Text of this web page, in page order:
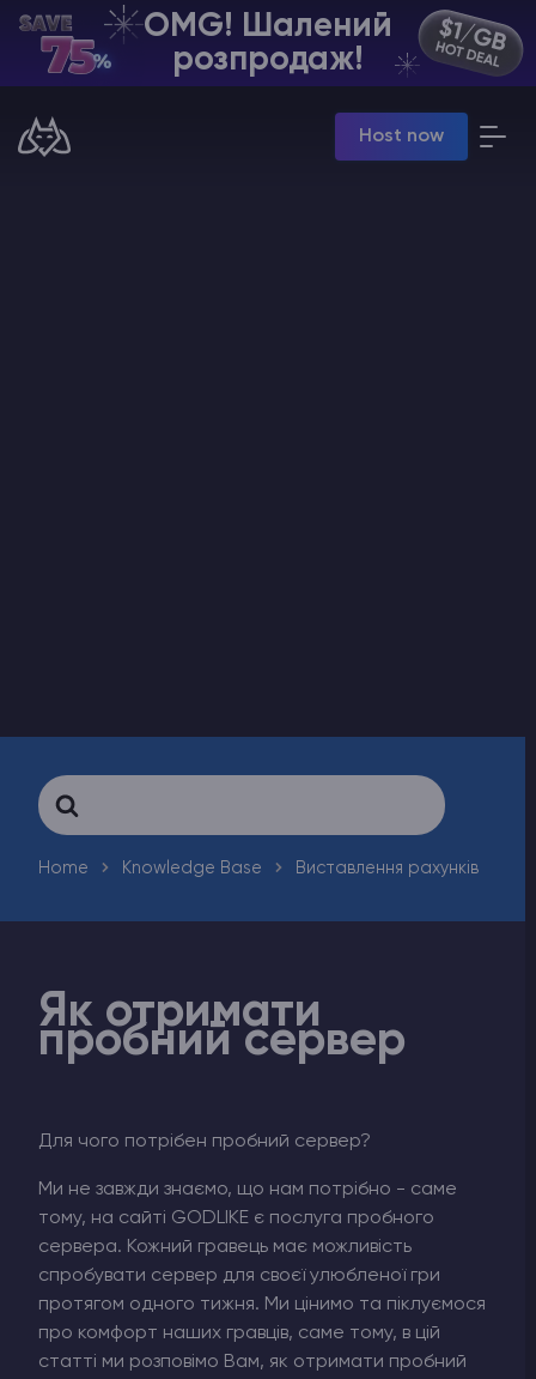
OMG! Шалений
розпродаж!
Host now
UA | USD
Manage your servers & payments
Search
For
Home Knowledge Base Виставлення рахунків
Як отримати
пробний сервер
Для чого потрібен пробний сервер?
Ми не завжди знаємо, що нам потрібно - саме
тому, на сайті GODLIKE є послуга пробного
сервера. Кожний гравець має можливість
спробувати сервер для своєї улюбленої гри
протягом одного тижня. Ми цінимо та піклуємося
про комфорт наших гравців, саме тому, в цій
статті ми розповімо Вам, як отримати пробний